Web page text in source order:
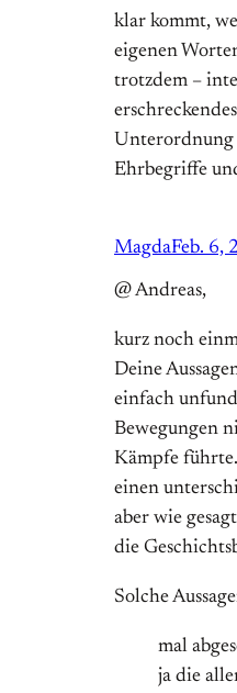
klar kommt,
eigenen
trotzdem –
Unterordnung
Ehrbegriffe
MagdaFeb. 6,
@ Andreas,
kurz noch
Deine
einfach
Bewegungen
Kämpfe
einen
aber wie
die
Solche
mal
ja die